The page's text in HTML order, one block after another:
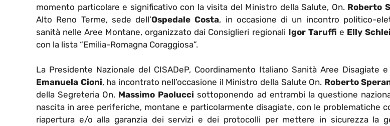
momento particolare e significativo con la visita del Ministro della Salute, On. Roberto
Alto Reno Terme, sede dell’Ospedale Costa, in occasione di un incontro politico-
sanità nelle Aree Montane, organizzato dai Consiglieri regionali Igor Taruffi e Elly
con la lista “Emilia-Romagna Coraggiosa”.
La Presidente Nazionale del CISADeP, Coordinamento Italiano Sanità Aree Disagiate
Emanuela Cioni, ha incontrato nell’occasione il Ministro della Salute On. Roberto
della Segreteria On. Massimo Paolucci sottoponendo ad entrambi la questione
nascita in aree periferiche, montane e particolarmente disagiate, con le problematiche
riapertura e/o alla garanzia dei servizi e dei protocolli per mettere in sicurezza la